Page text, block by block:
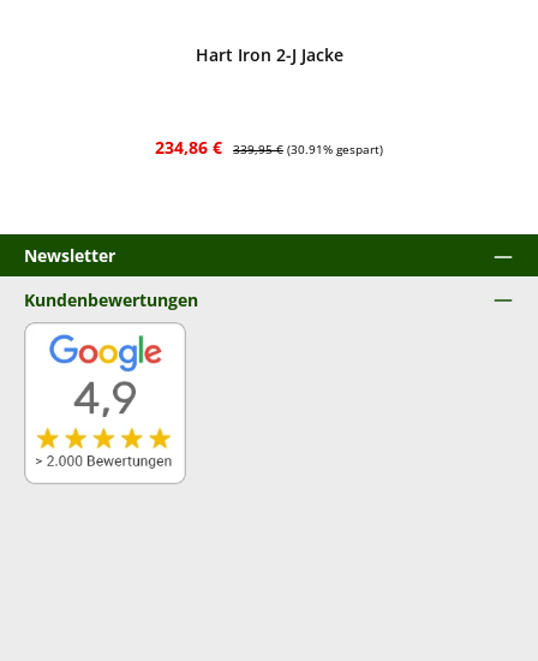
Hart Iron 2-J Jacke
Verkaufspreis:
234,86 € Regulärer Preis:
339,95 € (30.91% gespart)
Newsletter
Kundenbewertungen